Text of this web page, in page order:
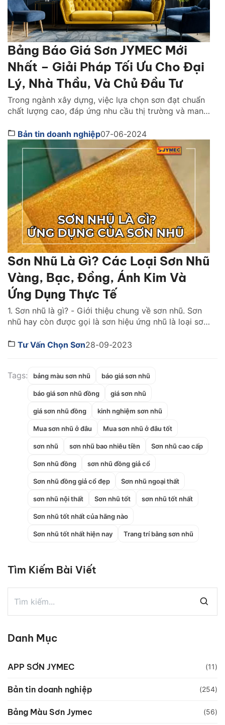
Bảng Báo Giá Sơn JYMEC Mới
Nhất – Giải Pháp Tối Ưu Cho Đại
Lý, Nhà Thầu, Và Chủ Đầu Tư
Trong ngành xây dựng, việc lựa chọn sơn đạt chuẩn
chất lượng cao, đáp ứng nhu cầu thị trường và mang
của đại lý phân phối, nhà thầu và chủ đầu tư. Công
ty cổ phần Sơn JYMEC, với danh tiếng về chất lượng
Bản tin doanh nghiệp07-06-2024
Sơn Nhũ Là Gì? Các Loại Sơn Nhũ
Vàng, Bạc, Đồng, Ánh Kim Và
Ứng Dụng Thực Tế
1. Sơn nhũ là gì? - Giới thiệu chung về sơn nhũ. Sơn
nhũ hay còn được gọi là sơn hiệu ứng nhũ là loại sơn
biệt, có chứa hạt kim loại hoặc bột nhũ, tạo nên hiệu
Tư Vấn Chọn Sơn28-09-2023
Tags: bảng màu sơn nhũ báo giá sơn nhũ
báo giá sơn nhũ đồng giá sơn nhũ
giá sơn nhũ đồng kinh nghiệm sơn nhũ
Mua sơn nhũ ở đâu Mua sơn nhũ ở đâu tốt
sơn nhũ sơn nhũ bao nhiêu tiền Sơn nhũ cao cấp
Sơn nhũ đồng sơn nhũ đồng giả cổ
Sơn nhũ đồng giả cổ đẹp Sơn nhũ ngoại thất
sơn nhũ nội thất Sơn nhũ tốt sơn nhũ tốt nhất
Sơn nhũ tốt nhất của hãng nào
Sơn nhũ tốt nhất hiện nay Trang trí bằng sơn nhũ
Tìm Kiếm Bài Viết
Danh Mục
APP SƠN JYMEC (11)
Bản tin doanh nghiệp (254)
Bảng Màu Sơn Jymec (56)